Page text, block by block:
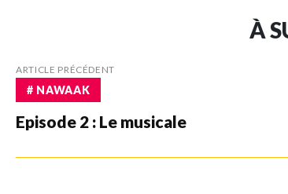
À
ARTICLE PRÉCÉDENT
# NAWAAK
Episode 2 : Le musicale